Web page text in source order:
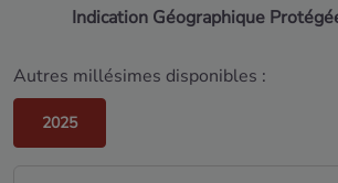
Indication Géographique
Autres millésimes disponibles :
2025